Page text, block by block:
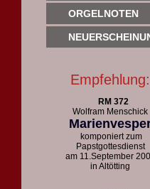
ORGELNOTEN
Empfehlung:
RM 372
Wolfram Menschick
komponiert zum
Papstgottesdienst
am 11.September
in Altötting